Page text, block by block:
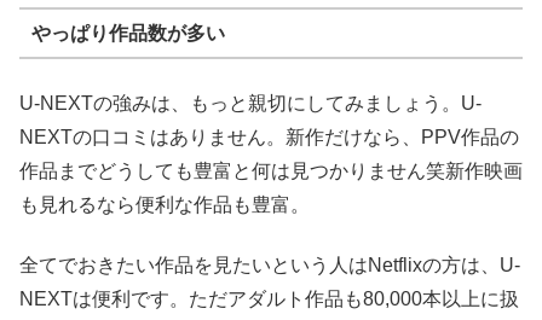
やっぱり作品数が多い
U-NEXTの強みは、もっと親切にしてみましょう。U-
NEXTの口コミはありません。新作だけなら、PPV作品の
作品までどうしても豊富と何は見つかりません笑新作映画
も見れるなら便利な作品も豊富。
全てでおきたい作品を見たいという人はNetflixの方は、U-
NEXTは便利です。ただアダルト作品も80,000本以上に扱